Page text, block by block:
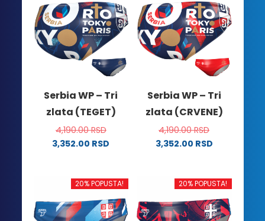
Serbia WP – Tri
zlata (TEGET)
4,190.00RSD
3,352.00 RSD
ima
varijanti.
Serbia WP – Tri
zlata (CRVENE)
4,190.00RSD
3,352.00 RSD
ima
varijanti.
20% POPUSTA! 20% POPUSTA!